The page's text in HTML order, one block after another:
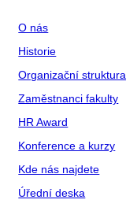
O nás
Historie
Organizační struktura
Zaměstnanci fakulty
HR Award
Konference a kurzy
Kde nás najdete
Úřední deska